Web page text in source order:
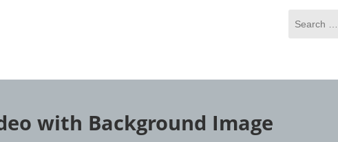
with Background Image